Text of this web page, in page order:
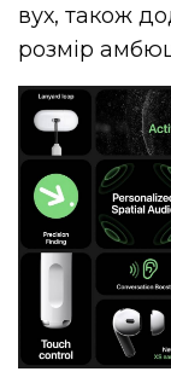
вух, також
розмір